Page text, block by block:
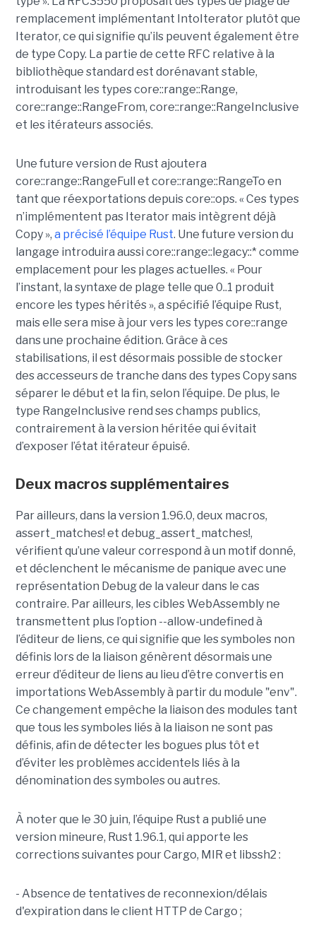
remplacement implémentant IntoIterator plutôt que
Iterator, ce qui signifie qu’ils peuvent également être
de type Copy. La partie de cette RFC relative à la
bibliothèque standard est dorénavant stable,
introduisant les types core::range::Range,
core::range::RangeFrom, core::range::RangeInclusive
et les itérateurs associés.
Une future version de Rust ajoutera
core::range::RangeFull et core::range::RangeTo en
tant que réexportations depuis core::ops. « Ces types
n’implémentent pas Iterator mais intègrent déjà
Copy », a précisé l’équipe Rust. Une future version du
langage introduira aussi core::range::legacy::* comme
emplacement pour les plages actuelles. « Pour
l’instant, la syntaxe de plage telle que 0..1 produit
encore les types hérités », a spécifié l’équipe Rust,
mais elle sera mise à jour vers les types core::range
dans une prochaine édition. Grâce à ces
stabilisations, il est désormais possible de stocker
des accesseurs de tranche dans des types Copy sans
séparer le début et la fin, selon l’équipe. De plus, le
type RangeInclusive rend ses champs publics,
contrairement à la version héritée qui évitait
d’exposer l’état itérateur épuisé.
Deux macros supplémentaires
Par ailleurs, dans la version 1.96.0, deux macros,
assert_matches! et debug_assert_matches!,
vérifient qu’une valeur correspond à un motif donné,
et déclenchent le mécanisme de panique avec une
représentation Debug de la valeur dans le cas
contraire. Par ailleurs, les cibles WebAssembly ne
transmettent plus l’option --allow-undefined à
l’éditeur de liens, ce qui signifie que les symboles non
définis lors de la liaison génèrent désormais une
erreur d’éditeur de liens au lieu d’être convertis en
importations WebAssembly à partir du module "env".
Ce changement empêche la liaison des modules tant
que tous les symboles liés à la liaison ne sont pas
définis, afin de détecter les bogues plus tôt et
d’éviter les problèmes accidentels liés à la
dénomination des symboles ou autres.
À noter que le 30 juin, l’équipe Rust a publié une
version mineure, Rust 1.96.1, qui apporte les
corrections suivantes pour Cargo, MIR et libssh2 :
- Absence de tentatives de reconnexion/délais
d'expiration dans le client HTTP de Cargo ;